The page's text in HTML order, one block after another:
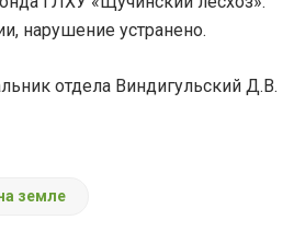
нарушение устранено.
отдела Виндигульский Д.В.
земле